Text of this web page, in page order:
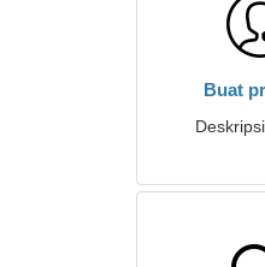
Buat